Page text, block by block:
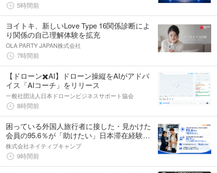
5時間前
ヨイトキ、新しいLove Type 16関係診断によ
り関係の自己理解体験を拡充
OLA PARTY JAPAN株式会社
7時間前
【ドローン✖️AI】ドローン操縦をAIがアドバ
イス「AIコーチ」をリリース
一般社団法人日本ドローンビジネスサポート協会
8時間前
困っている外国人旅行者に接した・見かけた
会員の95.6％が「助けたい」日本滞在経験の
ある外国人講師の95.7％は「もっと気軽に声
をかけてほしい」
株式会社ネイティブキャンプ
9時間前